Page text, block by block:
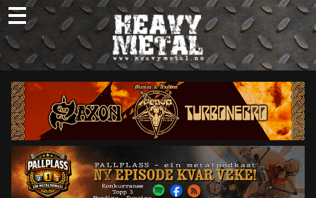
Skip
to
content
Nyheter
Omtaler
Intervjuer
Om oss
Abonner